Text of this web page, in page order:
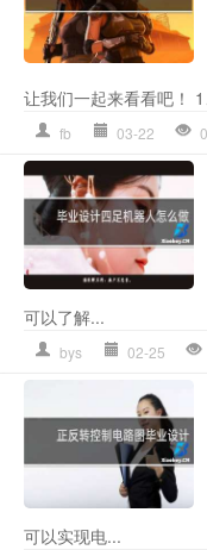
让我们一起来看看吧！
fb 03-22 0
可以了解...
bys 02-25
可以实现电...